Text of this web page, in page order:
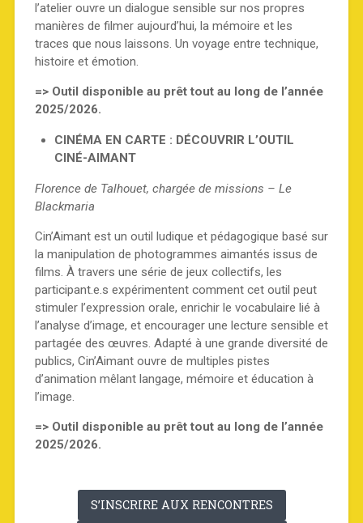
l’atelier ouvre un dialogue sensible sur nos propres
manières de filmer aujourd’hui, la mémoire et les
traces que nous laissons. Un voyage entre technique,
histoire et émotion.
=> Outil disponible au prêt tout au long de l’année
2025/2026.
CINÉMA EN CARTE : DÉCOUVRIR L’OUTIL
CINÉ-AIMANT
Florence de Talhouet, chargée de missions – Le
Blackmaria
Cin’Aimant est un outil ludique et pédagogique basé sur
la manipulation de photogrammes aimantés issus de
films. À travers une série de jeux collectifs, les
participant.e.s expérimentent comment cet outil peut
stimuler l’expression orale, enrichir le vocabulaire lié à
l’analyse d’image, et encourager une lecture sensible et
partagée des œuvres. Adapté à une grande diversité de
publics, Cin’Aimant ouvre de multiples pistes
d’animation mêlant langage, mémoire et éducation à
l’image.
=> Outil disponible au prêt tout au long de l’année
2025/2026.
S’INSCRIRE AUX RENCONTRES